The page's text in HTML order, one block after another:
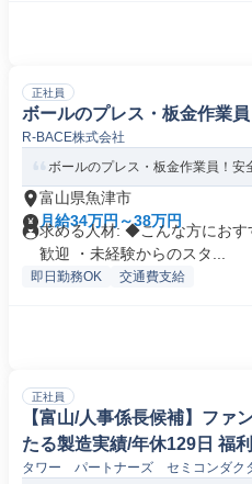
正社員
ボールのプレス・板金作業員
R-BACE株式会社
ボールのプレス・板金作業員！安
富山県魚津市
月給34万円～38万円
求める人材: ◆こんな方にお
歓迎 ・未経験からのスタ...
即日勤務OK 交通費支給
正社員
【富山/人事係長候補】ファ
たる製造実績/年休129日 福
タワー パートナーズ セミコンダク